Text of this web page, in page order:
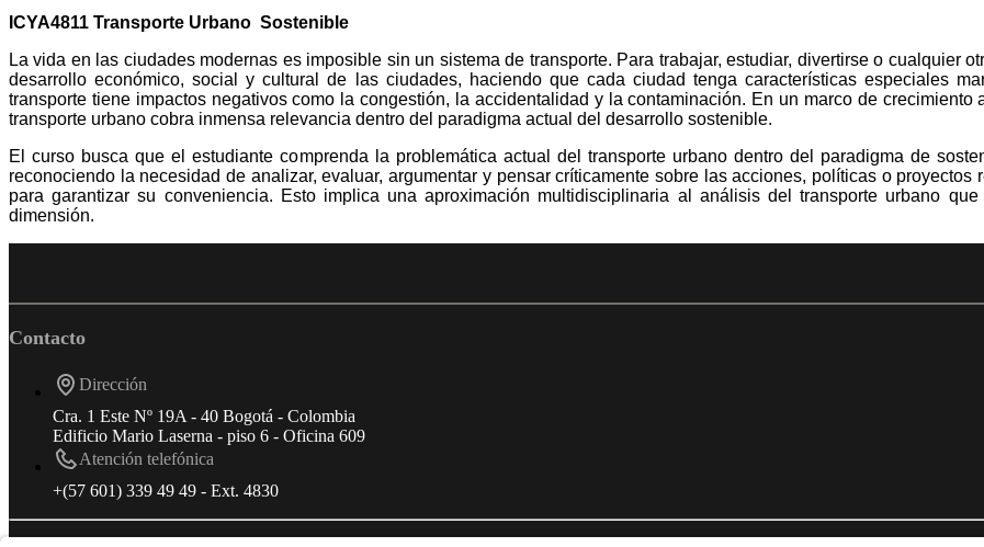
ICYA4811 Transporte Urbano Sostenible
La vida en las ciudades modernas es imposible sin un sistema de transporte. Para trabajar, estudiar, divertirse o cualquier
desarrollo económico, social y cultural de las ciudades, haciendo que cada ciudad tenga características especiales
transporte tiene impactos negativos como la congestión, la accidentalidad y la contaminación. En un marco de
transporte urbano cobra inmensa relevancia dentro del paradigma actual del desarrollo sostenible.
El curso busca que el estudiante comprenda la problemática actual del transporte urbano dentro del paradigma de
reconociendo la necesidad de analizar, evaluar, argumentar y pensar críticamente sobre las acciones, políticas o
para garantizar su conveniencia. Esto implica una aproximación multidisciplinaria al análisis del transporte urbano
dimensión.
Contacto
Dirección
Cra. 1 Este Nº 19A - 40 Bogotá - Colombia
Edificio Mario Laserna - piso 6 - Oficina 609
Atención telefónica
+(57 601) 339 49 49 - Ext. 4830